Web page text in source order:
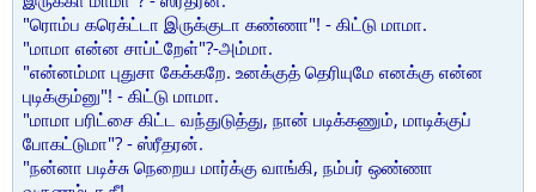
"ரொம்ப கரெக்ட்டா இருக்குடா கண்ணா"! - கிட்டு மாமா.
"மாமா என்ன சாப்ட்றேள்"?-அம்மா.
"என்னம்மா புதுசா கேக்கறே. உனக்குத் தெரியுமே எனக்கு என்ன
புடிக்கும்னு"! - கிட்டு மாமா.
"மாமா பரிட்சை கிட்ட வந்துடுத்து, நான் படிக்கணும், மாடிக்குப்
போகட்டுமா"? - ஸ்ரீதரன்.
"நன்னா படிச்சு நெறைய மார்க்கு வாங்கி, நம்பர் ஒண்ணா